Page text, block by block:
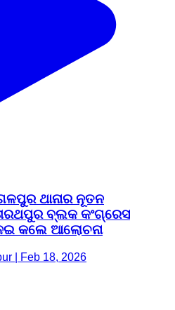
ଥାନାର ନୂତନ
ବ୍ଲକ କଂଗ୍ରେସ
କଲେ ଆଲୋଚନା
| Feb 18, 2026